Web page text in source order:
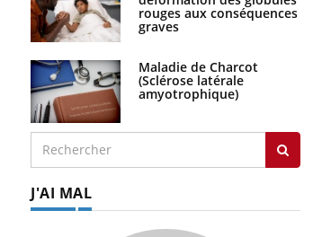
rouges aux conséquences
graves
Maladie de Charcot
(Sclérose latérale
amyotrophique)
J'AI MAL